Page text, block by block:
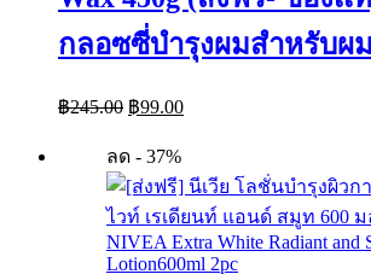
กลอซซี่บํารุงผมสำหรับผม
฿245.00 Original
price
฿99.00Current
price
฿99.00.
ลด - 37%